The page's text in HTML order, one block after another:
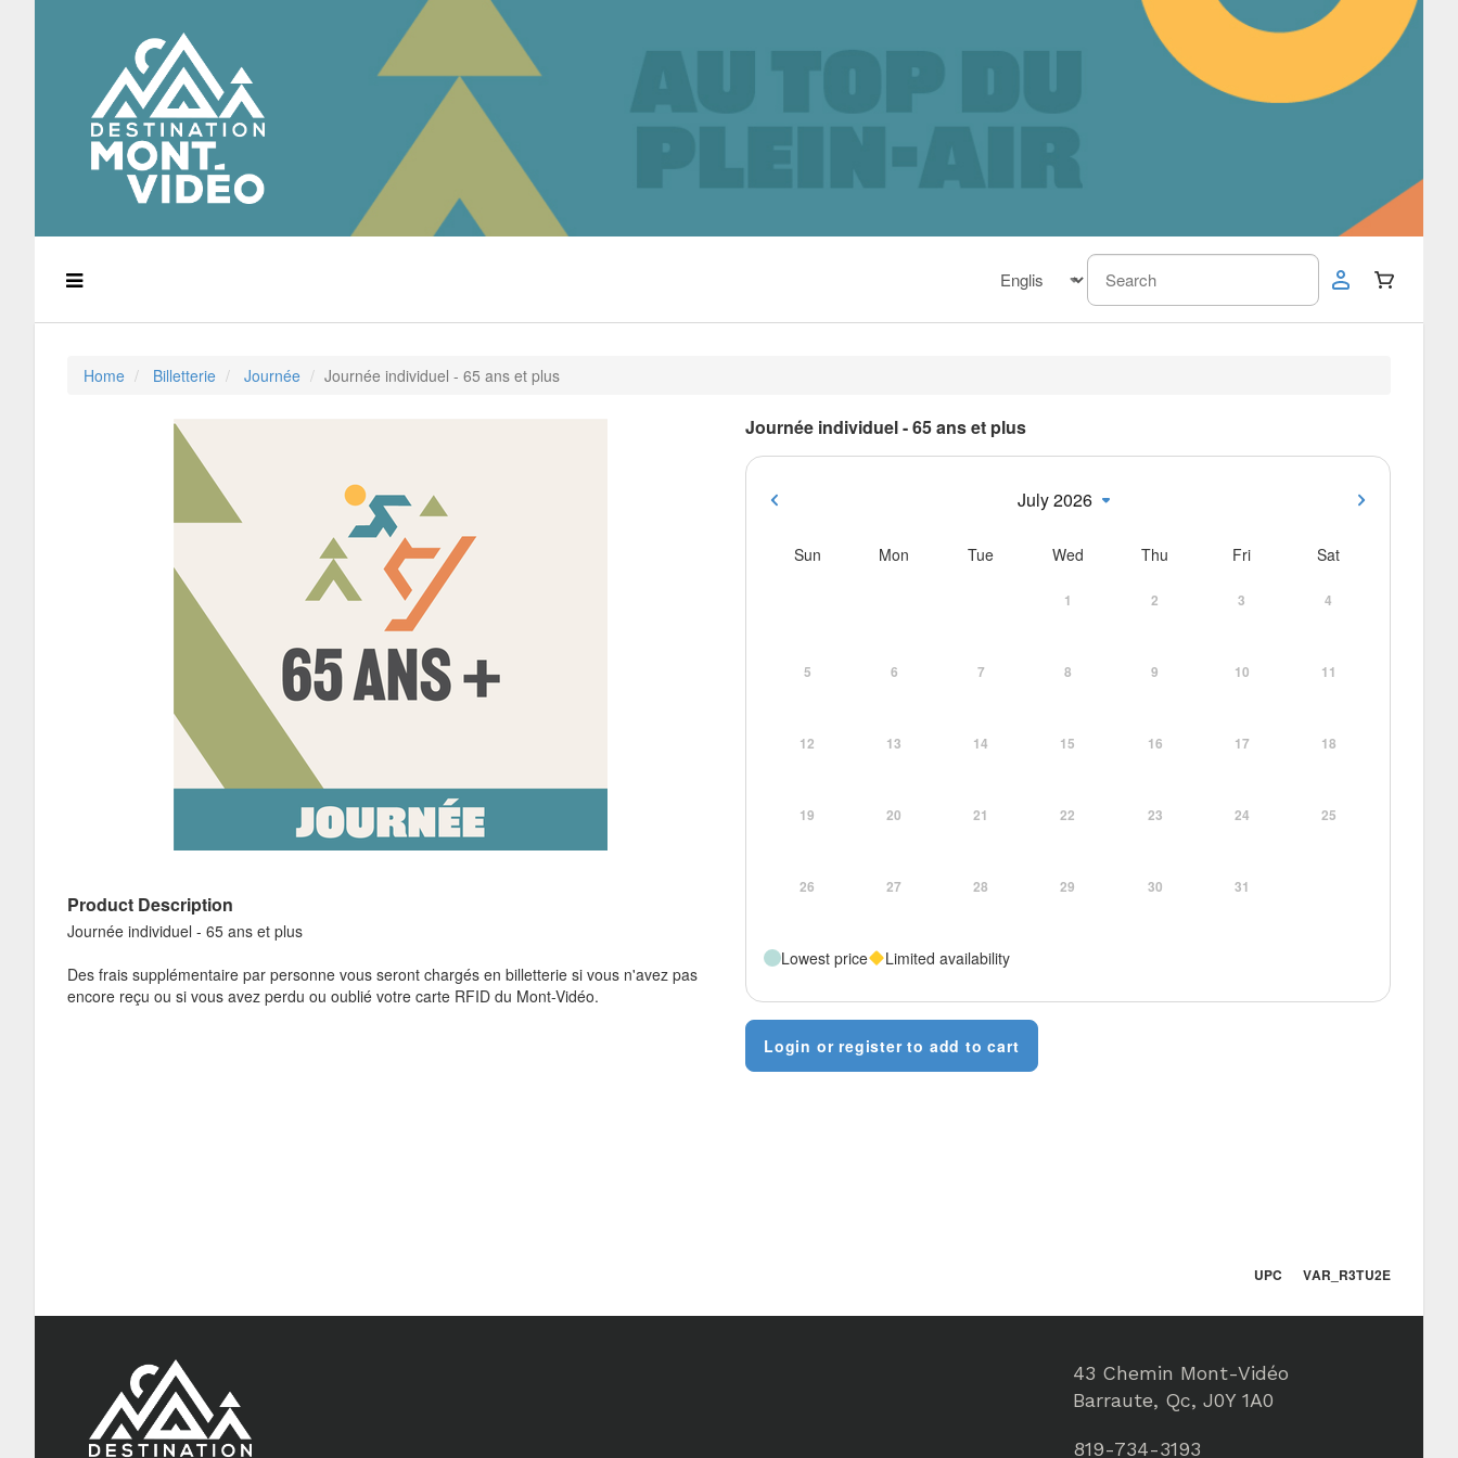
Home Billetterie Journée Journée individuel - 65 ans et plus
Product Description
Journée individuel - 65 ans et plus
Des frais supplémentaire par personne vous seront chargés en billetterie si vous n'avez pas
encore reçu ou si vous avez perdu ou oublié votre carte RFID du Mont-Vidéo.
Journée individuel - 65 ans et plus
July 2026
Sun Mon Tue Wed Thu Fri Sat
1 2 3 4
5 6 7 8 9 10 11
12 13 14 15 16 17 18
19 20 21 22 23 24 25
26 27 28 29 30 31
Lowest price Limited availability
Login or register to add to cart
UPC VAR_R3TU2E
43 Chemin Mont-Vidéo
Barraute, Qc, J0Y 1A0
819-734-3193